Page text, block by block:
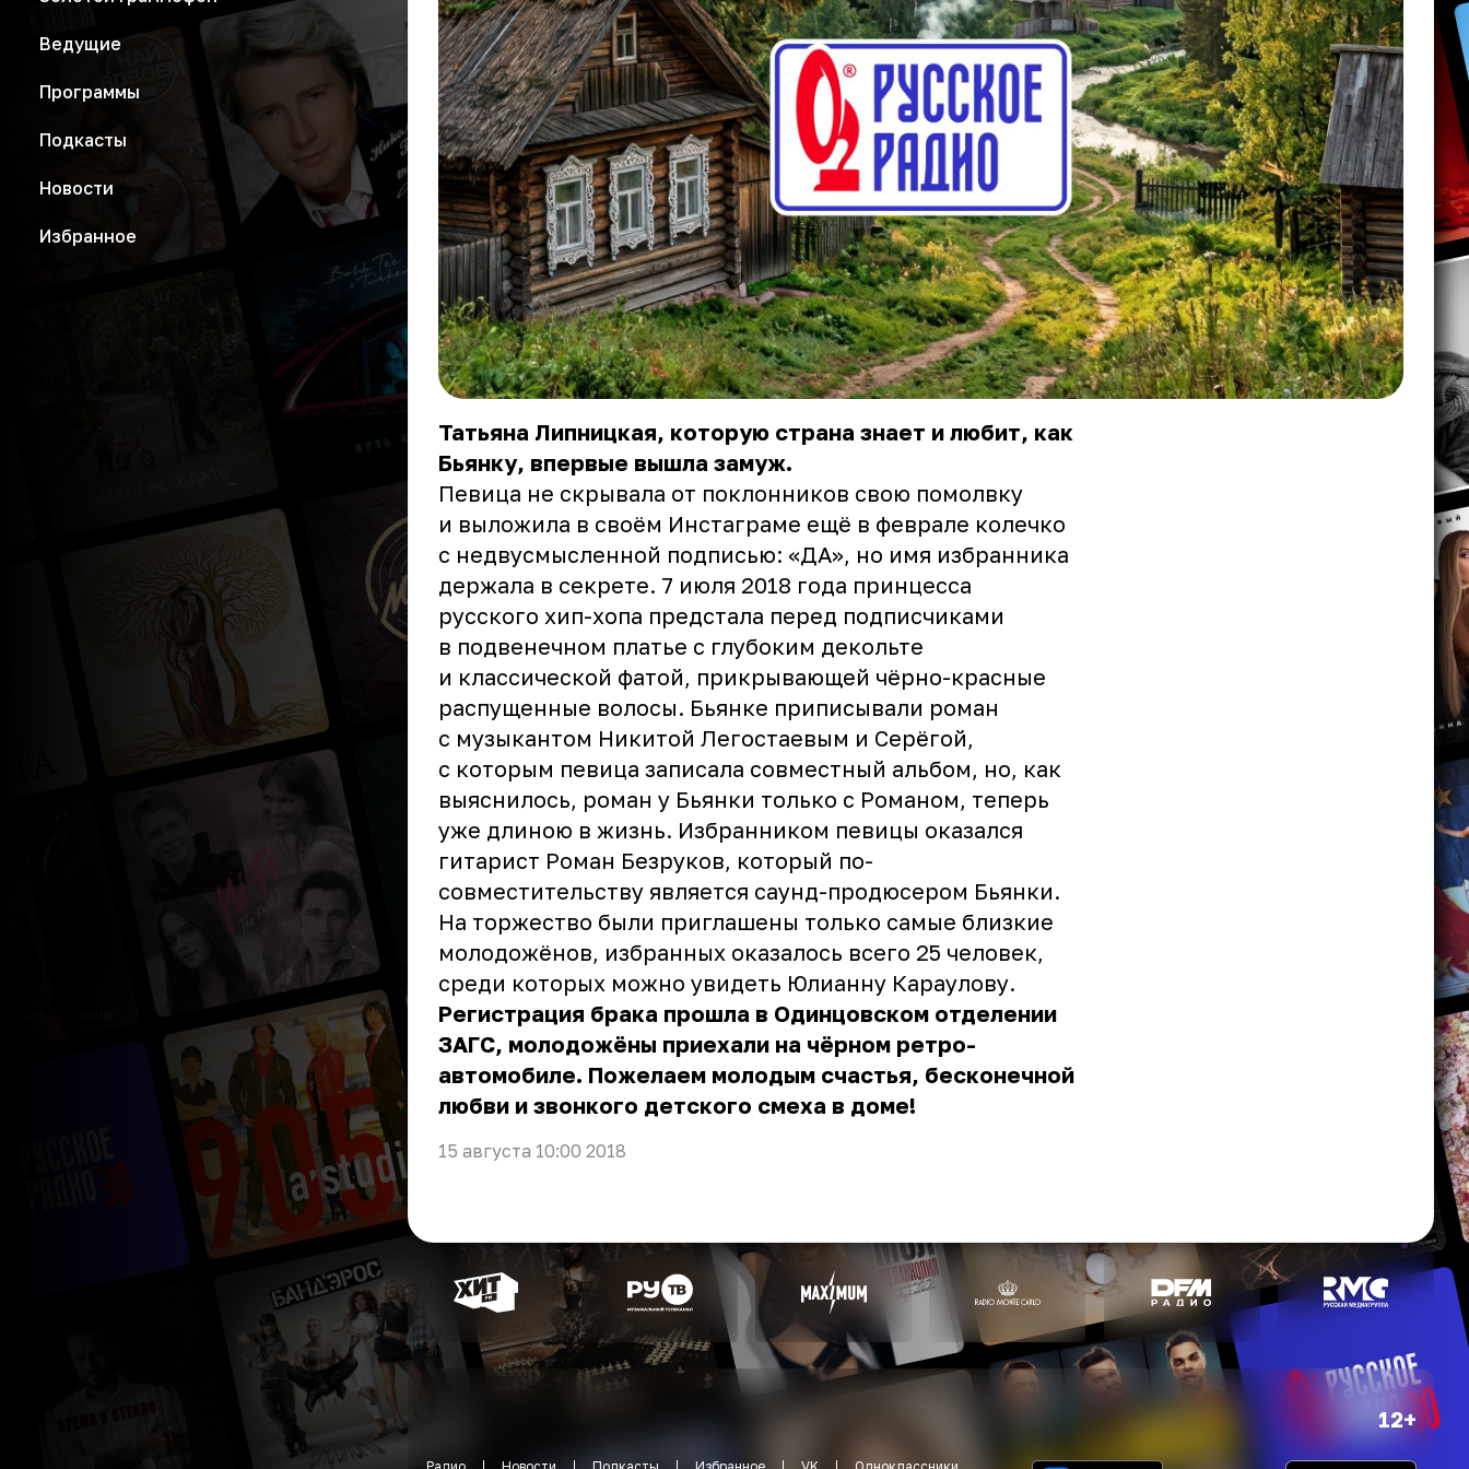
Ведущие
Программы
Подкасты
Новости
Избранное
Татьяна Липницкая, которую страна знает и любит, как
Бьянку, впервые вышла замуж.
Певица не скрывала от поклонников свою помолвку
и выложила в своём Инстаграме ещё в феврале колечко
с недвусмысленной подписью: «ДА», но имя избранника
держала в секрете. 7 июля 2018 года принцесса
русского хип-хопа предстала перед подписчиками
в подвенечном платье с глубоким декольте
и классической фатой, прикрывающей чёрно-красные
распущенные волосы. Бьянке приписывали роман
с музыкантом Никитой Легостаевым и Серёгой,
с которым певица записала совместный альбом, но, как
выяснилось, роман у Бьянки только с Романом, теперь
уже длиною в жизнь. Избранником певицы оказался
гитарист Роман Безруков, который по-
совместительству является саунд-продюсером Бьянки.
На торжество были приглашены только самые близкие
молодожёнов, избранных оказалось всего 25 человек,
среди которых можно увидеть Юлианну Караулову.
Регистрация брака прошла в Одинцовском отделении
ЗАГС, молодожёны приехали на чёрном ретро-
автомобиле. Пожелаем молодым счастья, бесконечной
любви и звонкого детского смеха в доме!
15 августа 10:00 2018
12+